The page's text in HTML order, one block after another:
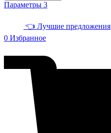
Параметры 3
👈 Лучшие предложения
0 Избранное